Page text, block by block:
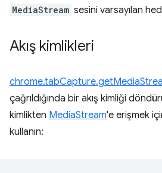
MediaStream sesini varsayılan
Akış kimlikleri
çağrıldığında bir akış kimliği
kimlikten MediaStream'e erişmek
kullanın: